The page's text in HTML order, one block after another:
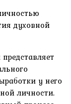
духовной
у него
личности.